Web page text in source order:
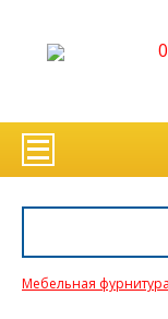
0
Мебельная